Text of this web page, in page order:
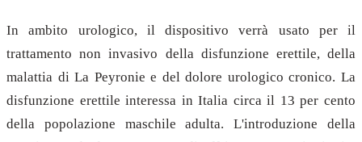
In ambito urologico, il dispositivo verrà usato per il
trattamento non invasivo della disfunzione erettile, della
malattia di La Peyronie e del dolore urologico cronico. La
disfunzione erettile interessa in Italia circa il 13 per cento
della popolazione maschile adulta. L'introduzione della